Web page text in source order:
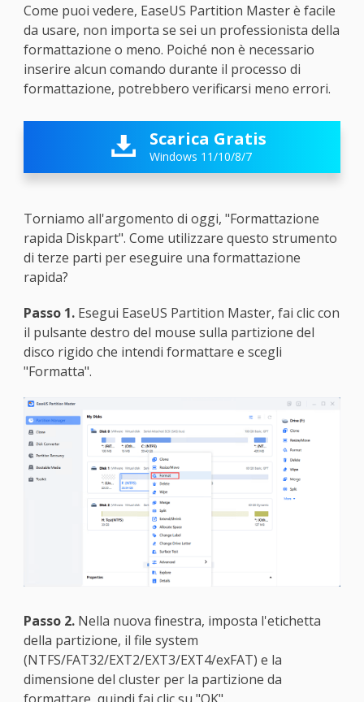
Come puoi vedere, EaseUS Partition Master è facile
da usare, non importa se sei un professionista della
formattazione o meno. Poiché non è necessario
inserire alcun comando durante il processo di
formattazione, potrebbero verificarsi meno errori.
 Scarica Gratis
Windows 11/10/8/7
Torniamo all'argomento di oggi, "Formattazione
rapida Diskpart". Come utilizzare questo strumento
di terze parti per eseguire una formattazione
rapida?
Passo 1.Esegui EaseUS Partition Master, fai clic con
il pulsante destro del mouse sulla partizione del
disco rigido che intendi formattare e scegli
"Formatta".
Passo 2.Nella nuova finestra, imposta l'etichetta
della partizione, il file system
(NTFS/FAT32/EXT2/EXT3/EXT4/exFAT) e la
dimensione del cluster per la partizione da